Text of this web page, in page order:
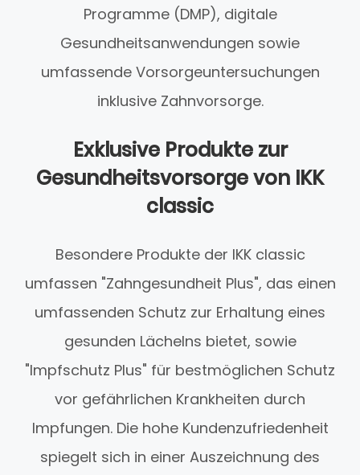
Programme (DMP), digitale
Gesundheitsanwendungen sowie
umfassende Vorsorgeuntersuchungen
inklusive Zahnvorsorge.
Exklusive Produkte zur
Gesundheitsvorsorge von IKK
classic
Besondere Produkte der IKK classic
umfassen "Zahngesundheit Plus", das einen
umfassenden Schutz zur Erhaltung eines
gesunden Lächelns bietet, sowie
"Impfschutz Plus" für bestmöglichen Schutz
vor gefährlichen Krankheiten durch
Impfungen. Die hohe Kundenzufriedenheit
spiegelt sich in einer Auszeichnung des